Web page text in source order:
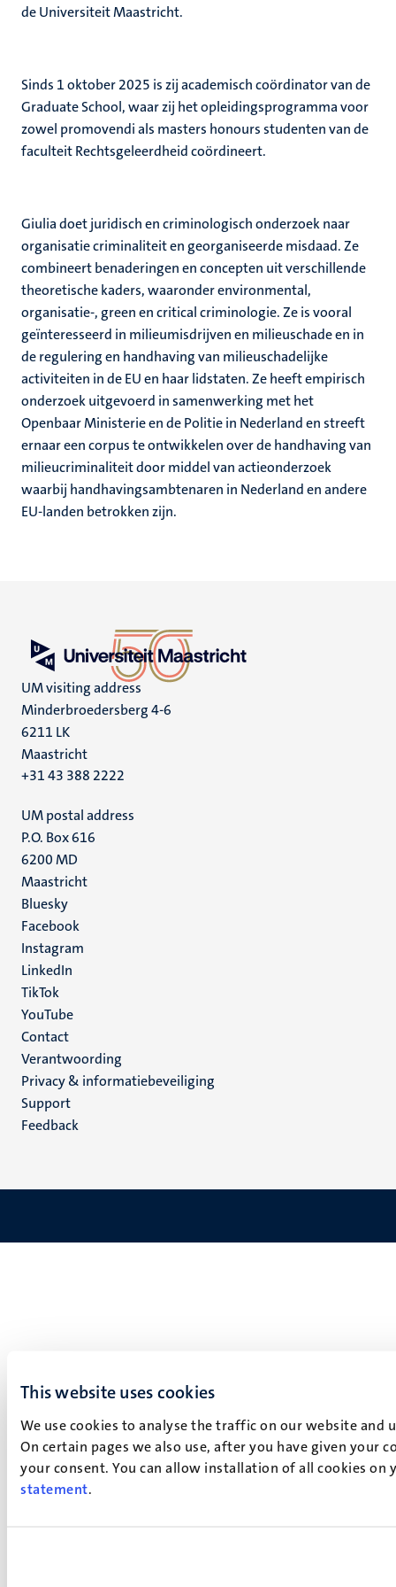
This website uses cookies
We use cookies to analyse the traffic on our website
On certain pages we also use, after you have given your
your consent. You can allow installation of all cookies
statement.
de Universiteit Maastricht.
Sinds 1 oktober 2025 is zij academisch coördinator van de
Graduate School, waar zij het opleidingsprogramma voor
zowel promovendi als masters honours studenten van de
faculteit Rechtsgeleerdheid coördineert.
Giulia doet juridisch en criminologisch onderzoek naar
organisatie criminaliteit en georganiseerde misdaad. Ze
combineert benaderingen en concepten uit verschillende
theoretische kaders, waaronder environmental,
organisatie-, green en critical criminologie. Ze is vooral
geïnteresseerd in milieumisdrijven en milieuschade en in
de regulering en handhaving van milieuschadelijke
activiteiten in de EU en haar lidstaten. Ze heeft empirisch
onderzoek uitgevoerd in samenwerking met het
Openbaar Ministerie en de Politie in Nederland en streeft
ernaar een corpus te ontwikkelen over de handhaving van
milieucriminaliteit door middel van actieonderzoek
waarbij handhavingsambtenaren in Nederland en andere
EU-landen betrokken zijn.
UM visiting address
Minderbroedersberg 4-6
6211 LK
Maastricht
+31 43 388 2222
UM postal address
P.O. Box 616
6200 MD
Maastricht
Social
media
Bluesky
Facebook
Instagram
LinkedIn
TikTok
YouTube
Menu
footer
(NL)
Contact
Verantwoording
Privacy & informatiebeveiliging
Support
Feedback